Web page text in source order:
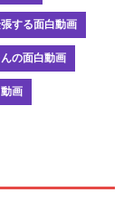
する面白動画
の面白動画
画